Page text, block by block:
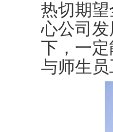
热切期
心公司
下，一
与师生